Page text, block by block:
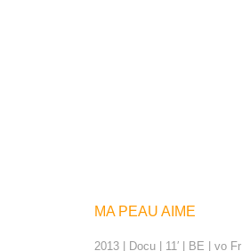
MA PEAU AIME
2013 | Docu | 11′ | BE | vo Fr |